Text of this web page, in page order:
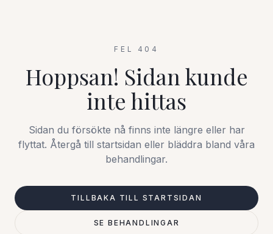
FEL 404
Hoppsan! Sidan kunde
inte hittas
Sidan du försökte nå finns inte längre eller har
flyttat. Återgå till startsidan eller bläddra bland våra
behandlingar.
TILLBAKA TILL STARTSIDAN
SE BEHANDLINGAR